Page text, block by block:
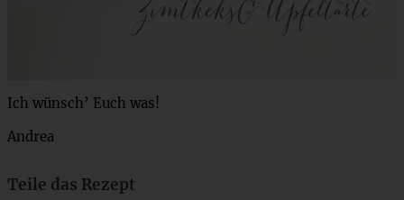
Ich wünsch’ Euch was!
Andrea
Teile das Rezept